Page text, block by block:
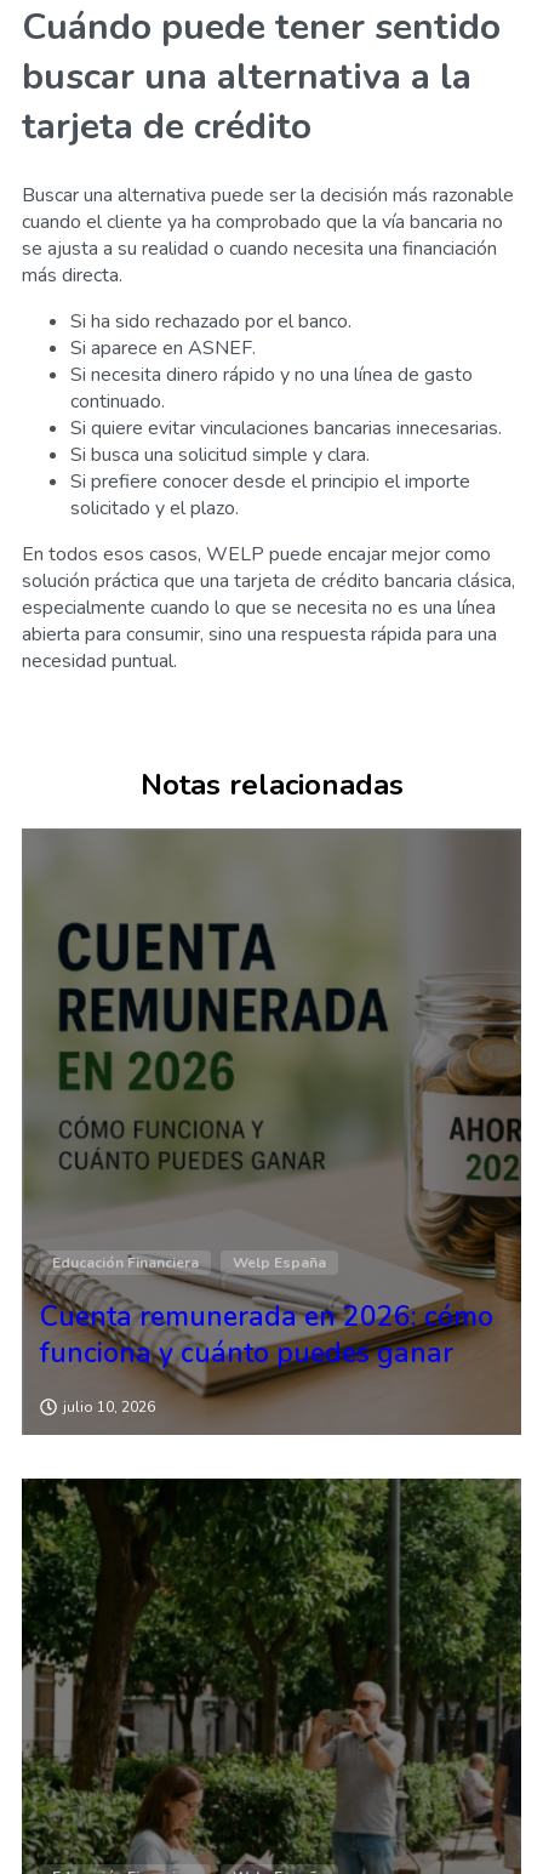
Cuándo puede tener sentido
buscar una alternativa a la
tarjeta de crédito
Buscar una alternativa puede ser la decisión más razonable
cuando el cliente ya ha comprobado que la vía bancaria no
se ajusta a su realidad o cuando necesita una financiación
más directa.
Si ha sido rechazado por el banco.
Si aparece en ASNEF.
Si necesita dinero rápido y no una línea de gasto
continuado.
Si quiere evitar vinculaciones bancarias innecesarias.
Si busca una solicitud simple y clara.
Si prefiere conocer desde el principio el importe
solicitado y el plazo.
En todos esos casos, WELP puede encajar mejor como
solución práctica que una tarjeta de crédito bancaria clásica,
especialmente cuando lo que se necesita no es una línea
abierta para consumir, sino una respuesta rápida para una
necesidad puntual.
Notas relacionadas
Educación Financiera Welp España
Cuenta remunerada en 2026: cómo
funciona y cuánto puedes ganar
julio 10, 2026